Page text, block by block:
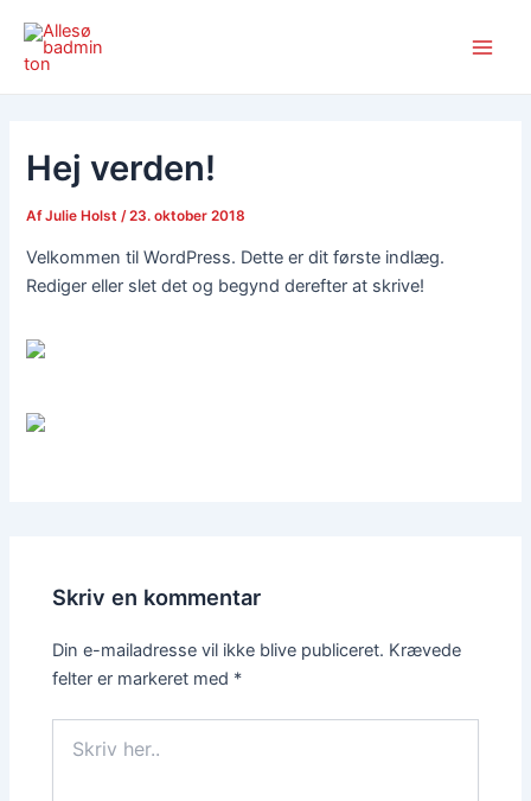
indholdet
Hej verden!
AfJulie Holst /23. oktober 2018
Velkommen til WordPress. Dette er dit første indlæg.
Rediger eller slet det og begynd derefter at skrive!
Skriv en kommentar
Din e-mailadresse vil ikke blive publiceret. Krævede
felter er markeret med *
her..